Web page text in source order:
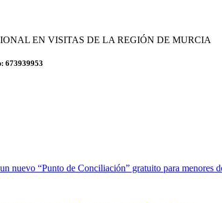
EN VISITAS DE LA REGIÓN DE MURCIA
673939953
nuevo “Punto de Conciliación” gratuito para menores